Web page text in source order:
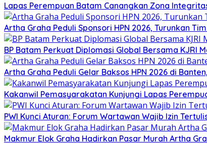
Lapas Perempuan Batam Canangkan Zona
Artha Graha Peduli Sponsori HPN 2026, Turunkan
BP Batam Perkuat Diplomasi Global Bersama KJRI
Artha Graha Peduli Gelar Baksos HPN 2026 di
Kakanwil Pemasyarakatan Kunjungi Lapas
PWI Kunci Aturan: Forum Wartawan Wajib Izin
Makmur Elok Graha Hadirkan Pasar Murah Artha